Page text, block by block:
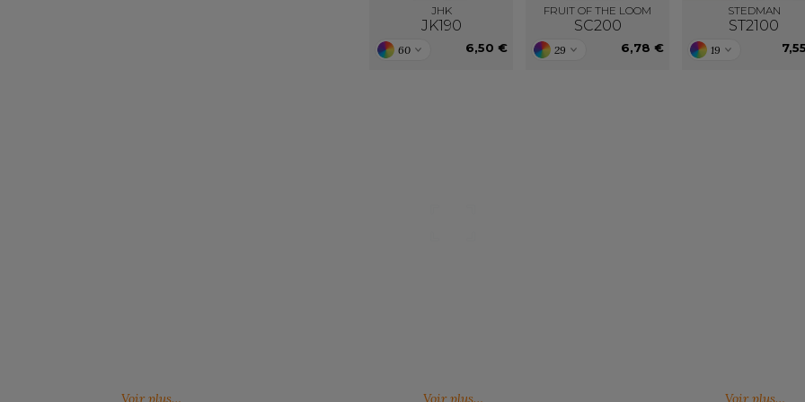
JHK
JK190
60 6,50 €
FRUIT OF THE LOOM
SC200
29 6,78 €
STEDMAN
ST2100
19
Voir plus… Voir plus… Voir plus…